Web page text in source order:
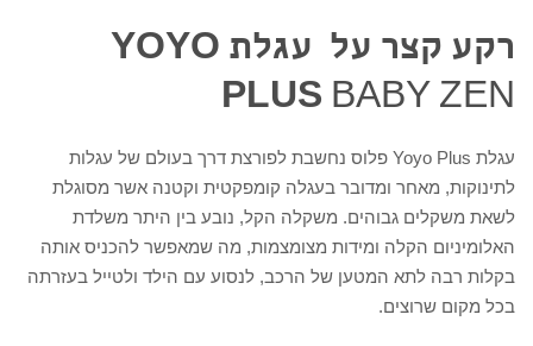
רקע קצר על עגלת YOYO
PLUS BABY ZEN
עגלת Yoyo Plus פלוס נחשבת לפורצת דרך בעולם של עגלות
לתינוקות, מאחר ומדובר בעגלה קומפקטית וקטנה אשר מסוגלת
לשאת משקלים גבוהים. משקלה הקל, נובע בין היתר משלדת
האלומיניום הקלה ומידות מצומצמות, מה שמאפשר להכניס אותה
בקלות רבה לתא המטען של הרכב, לנסוע עם הילד ולטייל בעזרתה
בכל מקום שרוצים.